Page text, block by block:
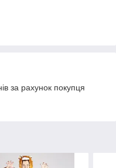
за рахунок покупця